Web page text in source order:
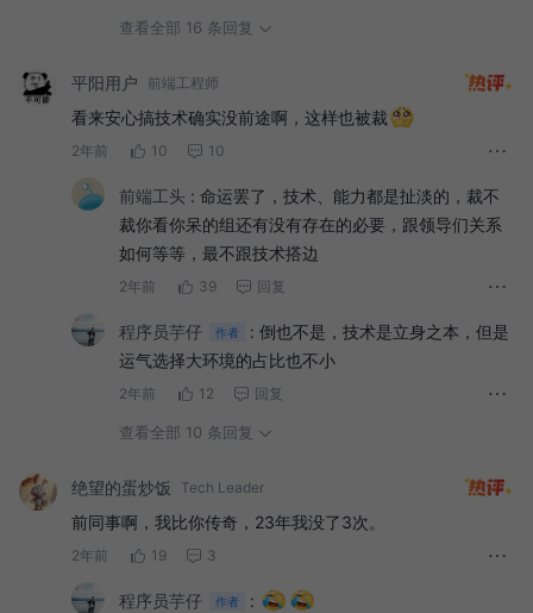
查看全部 16 条回复
平阳用户 前端工程师
看来安心搞技术确实没前途啊，这样也被裁
2年前 10 10
前端工头 : 命运罢了，技术、能力都是扯淡的，裁不
裁你看你呆的组还有没有存在的必要，跟领导们关系
如何等等，最不跟技术搭边
2年前 39 回复
程序员芋仔 作者 : 倒也不是，技术是立身之本，但是
运气选择大环境的占比也不小
2年前 12 回复
查看全部 10 条回复
绝望的蛋炒饭 Tech Leader
前同事啊，我比你传奇，23年我没了3次。
2年前 19 3
程序员芋仔 作者 :